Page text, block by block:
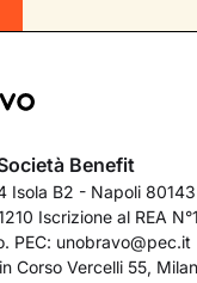
Benefit
Isola B2 - Napoli 80143
Iscrizione al REA
PEC: unobravo@pec.it
Corso Vercelli 55,